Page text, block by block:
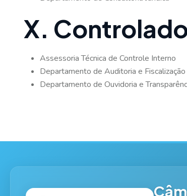
X.
Assessoria Técnica de Controle Interno
Departamento de Auditoria e Fiscalização
Departamento de Ouvidoria e